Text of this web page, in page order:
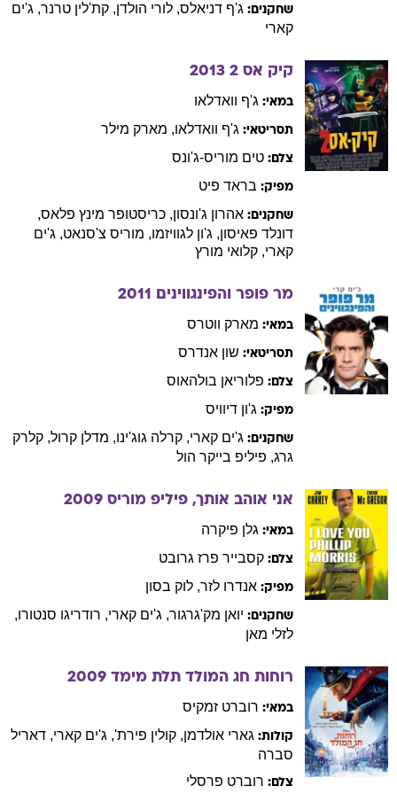
שחקנים: ג'ף דניאלס, לורי הולדן, קת'לין טרנר, ג'ים
קארי
קיק אס 2 2013
במאי: ג'ף וואדלאו
תסריטאי: ג'ף וואדלאו, מארק מילר
צלם: טים מוריס-ג'ונס
מפיק: בראד פיט
שחקנים: אהרון ג'ונסון, כריסטופר מינץ פלאס,
דונלד פאיסון, ג'ון לגוויזמו, מוריס צ'סנאט, ג'ים
קארי, קלואי מורץ
מר פופר והפינגווינים 2011
במאי: מארק ווטרס
תסריטאי: שון אנדרס
צלם: פלוריאן בולהאוס
מפיק: ג'ון דיוויס
שחקנים: ג'ים קארי, קרלה גוג'ינו, מדלן קרול, קלרק
גרג, פיליפ בייקר הול
אני אוהב אותך, פיליפ מוריס 2009
במאי: גלן פיקרה
צלם: קסבייר פרז גרובט
מפיק: אנדרו לזר, לוק בסון
שחקנים: יואן מק'גרגור, ג'ים קארי, רודריגו סנטורו,
לזלי מאן
רוחות חג המולד תלת מימד 2009
במאי: רוברט זמקיס
קולות: גארי אולדמן, קולין פירת', ג'ים קארי, דאריל
סברה
צלם: רוברט פרסלי